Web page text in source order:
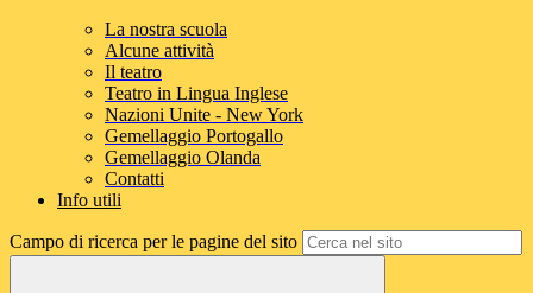
La nostra scuola
Alcune attività
Il teatro
Teatro in Lingua Inglese
Nazioni Unite - New York
Gemellaggio Portogallo
Gemellaggio Olanda
Contatti
Info utili
Campo di ricerca per le pagine del sito